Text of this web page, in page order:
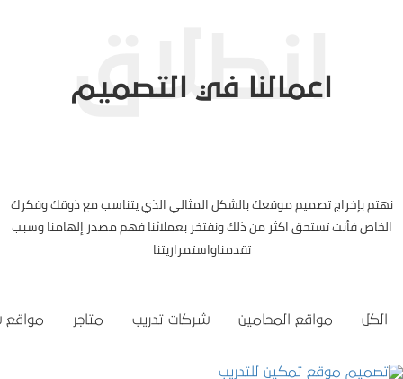
اعمالنا في التصميم
نهتم بإخراج تصميم موقعك بالشكل المثالي الذي يتناسب مع ذوقك وفكرك
الخاص فأنت تستحق اكثر من ذلك ونفتخر بعملائنا فهم مصدر إلهامنا وسبب
تقدمناواستمراريتنا
الكل مواقع المحامين شركات تدريب متاجر مواقع